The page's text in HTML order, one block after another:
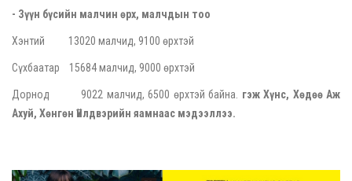
- Зүүн бүсийн малчин өрх, малчдын тоо
Хэнтий 13020 малчид, 9100 өрхтэй
Сүхбаатар 15684 малчид, 9000 өрхтэй
Дорнод 9022 малчид, 6500 өрхтэй байна. гэж Хүнс, Хөдөө Аж
Ахуй, Хөнгөн Үйлдвэрийн яамнаас мэдээллээ.